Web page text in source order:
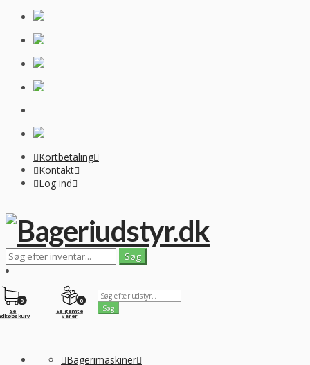
Kortbetaling
Kontakt
Log ind
0
Se gemte
varer
0
Se
Bagerimaskiner